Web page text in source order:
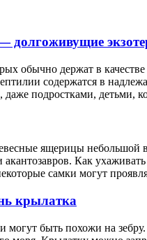
долгоживущие
обычно держат в
содержатся в
подростками, детьми,
ящерицы
акантозавров. Как
самки могут
крылатка
могут быть похожи на